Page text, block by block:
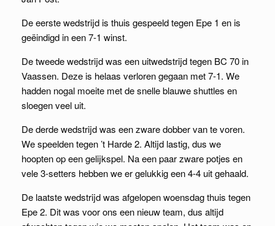
De eerste wedstrijd is thuis gespeeld tegen Epe 1 en is
geëindigd in een 7-1 winst.
De tweede wedstrijd was een uitwedstrijd tegen BC 70 in
Vaassen. Deze is helaas verloren gegaan met 7-1. We
hadden nogal moeite met de snelle blauwe shuttles en
sloegen veel uit.
De derde wedstrijd was een zware dobber van te voren.
We speelden tegen ’t Harde 2. Altijd lastig, dus we
hoopten op een gelijkspel. Na een paar zware potjes en
vele 3-setters hebben we er gelukkig een 4-4 uit gehaald.
De laatste wedstrijd was afgelopen woensdag thuis tegen
Epe 2. Dit was voor ons een nieuw team, dus altijd